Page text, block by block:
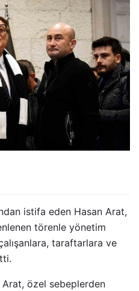
istifa eden Hasan Arat,
törenle yönetim
taraftarlara ve
Arat, özel sebeplerden